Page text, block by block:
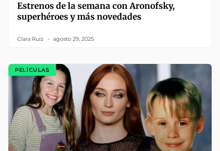
Estrenos de la semana con Aronofsky,
superhéroes y más novedades
Clara Ruiz agosto 29, 2025
PELÍCULAS